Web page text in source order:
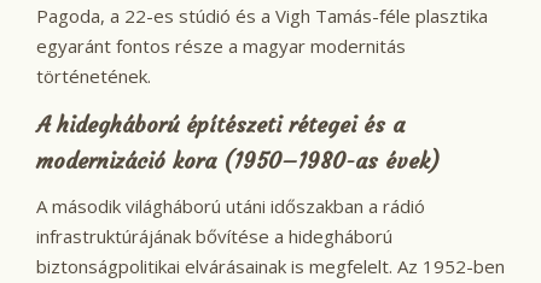
Pagoda, a 22-es stúdió és a Vigh Tamás-féle plasztika
egyaránt fontos része a magyar modernitás
történetének.
A hidegháború építészeti rétegei és a
modernizáció kora (1950–1980-as évek)
A második világháború utáni időszakban a rádió
infrastruktúrájának bővítése a hidegháború
biztonságpolitikai elvárásainak is megfelelt. Az 1952-ben